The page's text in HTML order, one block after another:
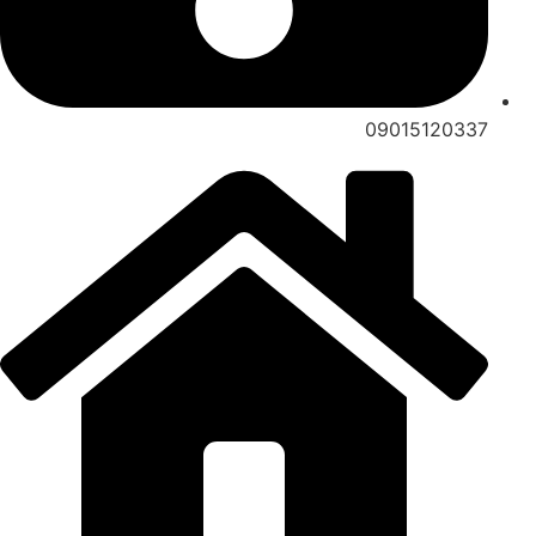
09015120337